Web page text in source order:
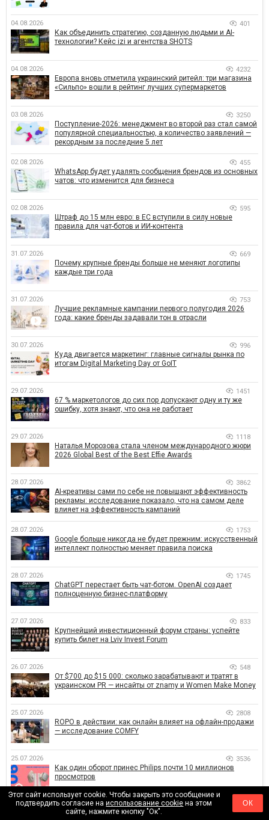
04.08.2026 401
Как объединить стратегию, созданную людьми и AI-
технологии? Кейс izi и агентства SHOTS
04.08.2026 4232
Европа вновь отметила украинский ритейл: три магазина
«Сильпо» вошли в рейтинг лучших супермаркетов
03.08.2026 3250
Поступление-2026: менеджмент во второй раз стал самой
популярной специальностью, а количество заявлений —
рекордным за последние 5 лет
02.08.2026 455
WhatsApp будет удалять сообщения брендов из основных
чатов: что изменится для бизнеса
02.08.2026 595
Штраф до 15 млн евро: в ЕС вступили в силу новые
правила для чат-ботов и ИИ-контента
31.07.2026 669
Почему крупные бренды больше не меняют логотипы
каждые три года
31.07.2026 753
Лучшие рекламные кампании первого полугодия 2026
года: какие бренды задавали тон в отрасли
30.07.2026 996
Куда двигается маркетинг: главные сигналы рынка по
итогам Digital Marketing Day от GoIT
29.07.2026 1451
67 % маркетологов до сих пор допускают одну и ту же
ошибку, хотя знают, что она не работает
29.07.2026 1118
Наталья Морозова стала членом международного жюри
2026 Global Best of the Best Effie Awards
28.07.2026 3862
AI-креативы сами по себе не повышают эффективность
рекламы: исследование показало, что на самом деле
влияет на эффективность кампаний
28.07.2026 1753
Google больше никогда не будет прежним: искусственный
интеллект полностью меняет правила поиска
28.07.2026 1745
ChatGPT перестает быть чат-ботом. OpenAI создает
полноценную бизнес-платформу
27.07.2026 833
Крупнейший инвестиционный форум страны: успейте
купить билет на Lviv Invest Forum
26.07.2026 548
От $700 до $15 000: сколько зарабатывают и тратят в
украинском PR — инсайты от znamy и Women Make Money
25.07.2026 2808
ROPO в действии: как онлайн влияет на офлайн-продажи
— исследование COMFY
25.07.2026 3536
Как один оборот принес Philips почти 10 миллионов
просмотров
БОЛЬШЕ
Этот сайт использует cookie. Чтобы закрыть это сообщение и
подтвердить согласие наиспользование cookie на этом
сайте, нажмите кнопку "Ок".
ОК